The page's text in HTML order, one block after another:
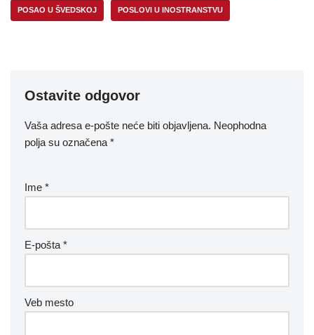
POSAO U ŠVEDSKOJ POSLOVI U INOSTRANSTVU
Ostavite odgovor
Vaša adresa e-pošte neće biti objavljena. Neophodna
polja su označena *
Ime *
E-pošta *
Veb mesto